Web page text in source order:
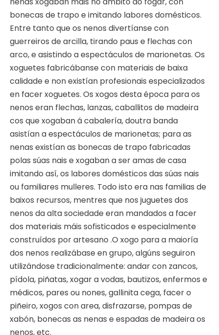
bonecas de trapo e imitando labores domésticos.
Entre tanto que os nenos divertíanse con
guerreiros de arcilla, tirando paus e flechas con
arco, e asistindo a espectáculos de marionetas. Os
xoguetes fabricábanse con materiais de baixa
calidade e non existían profesionais especializados
en facer xoguetes. Os xogos desta época para os
nenos eran flechas, lanzas, caballitos de madeira
cos que xogaban á cabalería, doutra banda
asistían a espectáculos de marionetas; para as
nenas existían as bonecas de trapo fabricadas
polas súas nais e xogaban a ser amas de casa
imitando así, os labores domésticos das súas nais
ou familiares mulleres. Todo isto era nas familias de
baixos recursos, mentres que nos juguetes dos
nenos da alta sociedade eran mandados a facer
dos materiais máis sofisticados e especialmente
construídos por artesano .O xogo para a maioría
dos nenos realizábase en grupo, algúns seguiron
utilizándose tradicionalmente: andar con zancos,
pídola, piñatas, xogar a vodas, bautizos, enfermos e
médicos, pares ou nones, gallinita cega, facer o
piñeiro, xogos con area, disfrazarse, pompas de
xabón, bonecas as nenas e espadas de madeira os
nenos, etc.